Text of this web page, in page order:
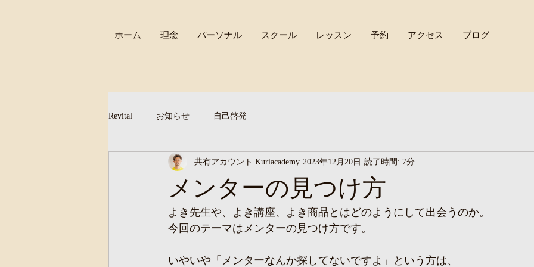
ホーム 理念 パーソナル スクール レッスン 予約 アクセス ブログ
Revital お知らせ 自己啓発
メンターの見つけ方
共有アカウント Kuriacademy 2023年12月20日 読了時間: 7分
よき先生や、よき講座、よき商品とはどのようにして出会うのか。
今回のテーマはメンターの見つけ方です。
いやいや「メンターなんか探してないですよ」という方は、